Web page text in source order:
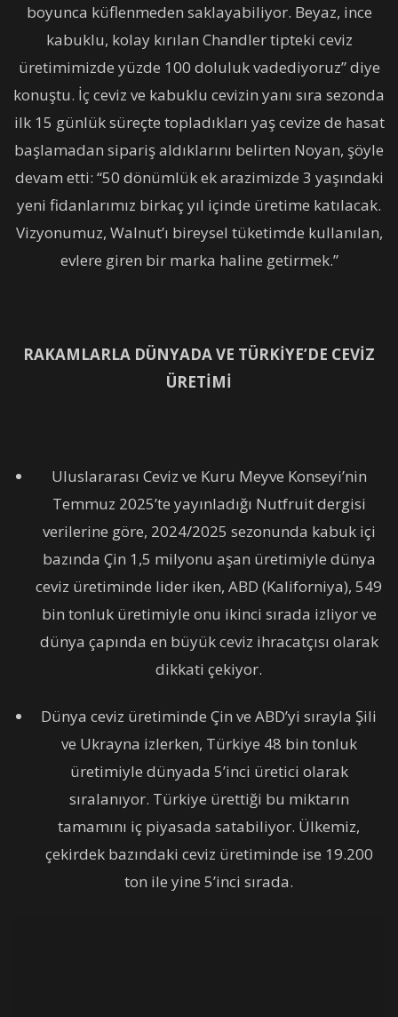
boyunca küflenmeden saklayabiliyor. Beyaz, ince
kabuklu, kolay kırılan Chandler tipteki ceviz
üretimimizde yüzde 100 doluluk vadediyoruz” diye
konuştu. İç ceviz ve kabuklu cevizin yanı sıra sezonda
ilk 15 günlük süreçte topladıkları yaş cevize de hasat
başlamadan sipariş aldıklarını belirten Noyan, şöyle
devam etti: “50 dönümlük ek arazimizde 3 yaşındaki
yeni fidanlarımız birkaç yıl içinde üretime katılacak.
Vizyonumuz, Walnut’ı bireysel tüketimde kullanılan,
evlere giren bir marka haline getirmek.”
RAKAMLARLA DÜNYADA VE TÜRKİYE’DE CEVİZ
ÜRETİMİ
Uluslararası Ceviz ve Kuru Meyve Konseyi’nin
Temmuz 2025’te yayınladığı Nutfruit dergisi
verilerine göre, 2024/2025 sezonunda kabuk içi
bazında Çin 1,5 milyonu aşan üretimiyle dünya
ceviz üretiminde lider iken, ABD (Kaliforniya), 549
bin tonluk üretimiyle onu ikinci sırada izliyor ve
dünya çapında en büyük ceviz ihracatçısı olarak
dikkati çekiyor.
Dünya ceviz üretiminde Çin ve ABD’yi sırayla Şili
ve Ukrayna izlerken, Türkiye 48 bin tonluk
üretimiyle dünyada 5’inci üretici olarak
sıralanıyor. Türkiye ürettiği bu miktarın
tamamını iç piyasada satabiliyor. Ülkemiz,
çekirdek bazındaki ceviz üretiminde ise 19.200
ton ile yine 5’inci sırada.